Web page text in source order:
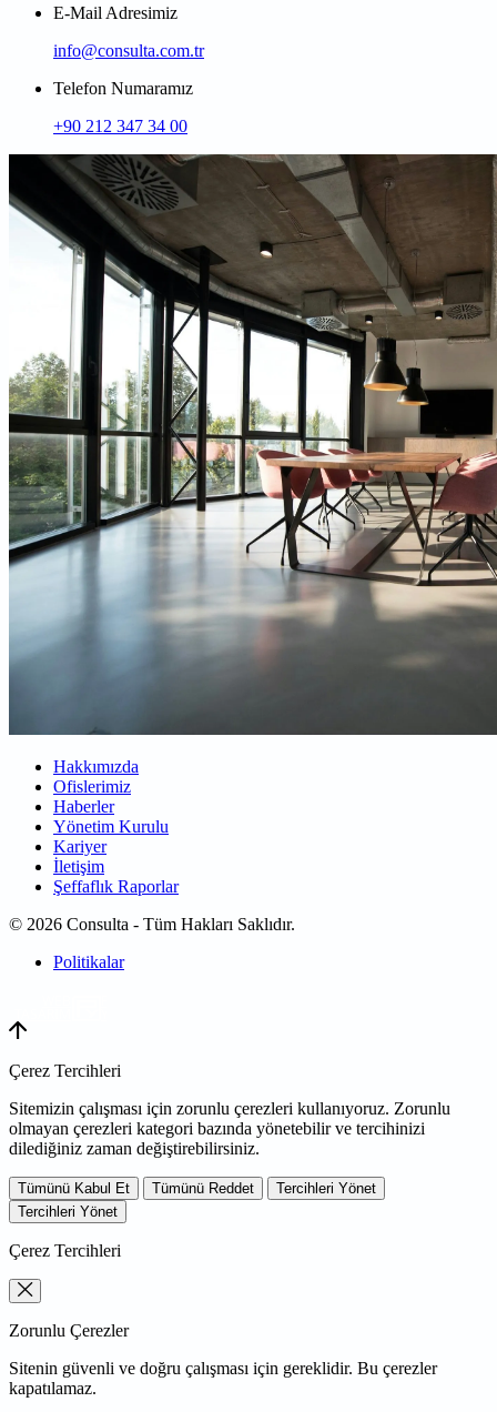
E-Mail Adresimiz
info@consulta.com.tr
Telefon Numaramız
+90 212 347 34 00
Hakkımızda
Ofislerimiz
Haberler
Yönetim Kurulu
Kariyer
İletişim
Şeffaflık Raporlar
© 2026 Consulta - Tüm Hakları Saklıdır.
Politikalar
Çerez Tercihleri
Sitemizin çalışması için zorunlu çerezleri kullanıyoruz. Zorunlu
olmayan çerezleri kategori bazında yönetebilir ve tercihinizi
dilediğiniz zaman değiştirebilirsiniz.
Tümünü Kabul Et Tümünü Reddet
Tercihleri Yönet
Tercihleri Yönet
Çerez Tercihleri
Zorunlu Çerezler
Sitenin güvenli ve doğru çalışması için gereklidir. Bu çerezler
kapatılamaz.